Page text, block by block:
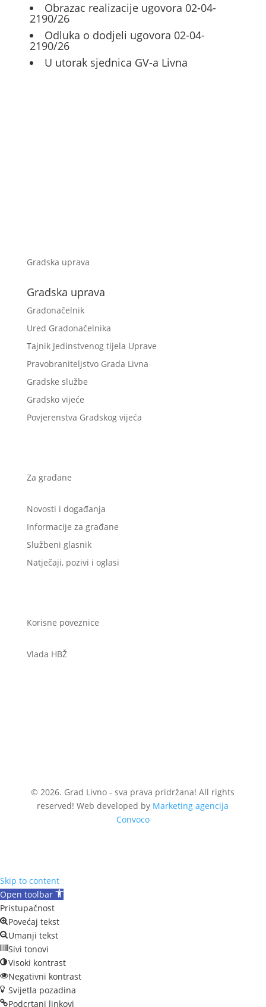
Obrazac realizacije ugovora 02-04-
2190/26
Odluka o dodjeli ugovora 02-04-
2190/26
U utorak sjednica GV-a Livna
Gradska uprava
Gradska uprava
Gradonačelnik
Ured Gradonačelnika
Tajnik Jedinstvenog tijela Uprave
Pravobraniteljstvo Grada Livna
Gradske službe
Gradsko vijeće
Povjerenstva Gradskog vijeća
Za građane
Novosti i događanja
Informacije za građane
Službeni glasnik
Natječaji, pozivi i oglasi
Korisne poveznice
Vlada HBŽ
© 2026. Grad Livno - sva prava pridržana! All rights
reserved! Web developed by Marketing agencija
Convoco
Skip to content
Open toolbar
Pristupačnost
Povećaj tekst
Umanji tekst
Sivi tonovi
Visoki kontrast
Negativni kontrast
Svijetla pozadina
Podcrtani linkovi